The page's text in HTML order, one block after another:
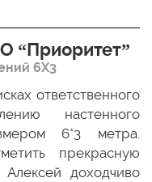
“Приоритет”
6Х3
ответственного
настенного
6*3 метра.
прекрасную
доходчиво